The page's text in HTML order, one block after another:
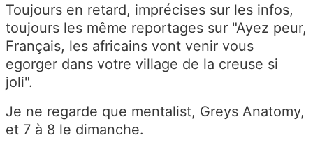
Toujours en retard, imprécises sur les infos,
toujours les même reportages sur "Ayez peur,
Français, les africains vont venir vous
egorger dans votre village de la creuse si
joli".
Je ne regarde que mentalist, Greys Anatomy,
et 7 à 8 le dimanche.